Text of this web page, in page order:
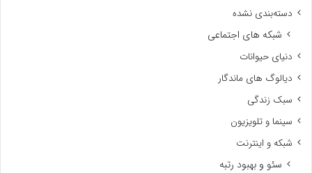
دسته‌بندی نشده
شبکه های اجتماعی
دنیای حیوانات
دیالوگ های ماندگار
سبک زندگی
سینما و تلویزیون
شبکه و اینترنت
سئو و بهبود رتبه